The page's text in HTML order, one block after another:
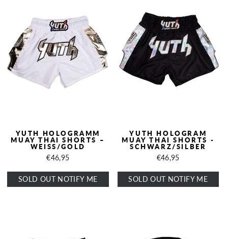
YUTH HOLOGRAMM
MUAY THAI SHORTS –
WEISS/GOLD
€46,95
SOLD OUT NOTIFY ME
YUTH HOLOGRAM
MUAY THAI SHORTS -
SCHWARZ/SILBER
€46,95
SOLD OUT NOTIFY ME